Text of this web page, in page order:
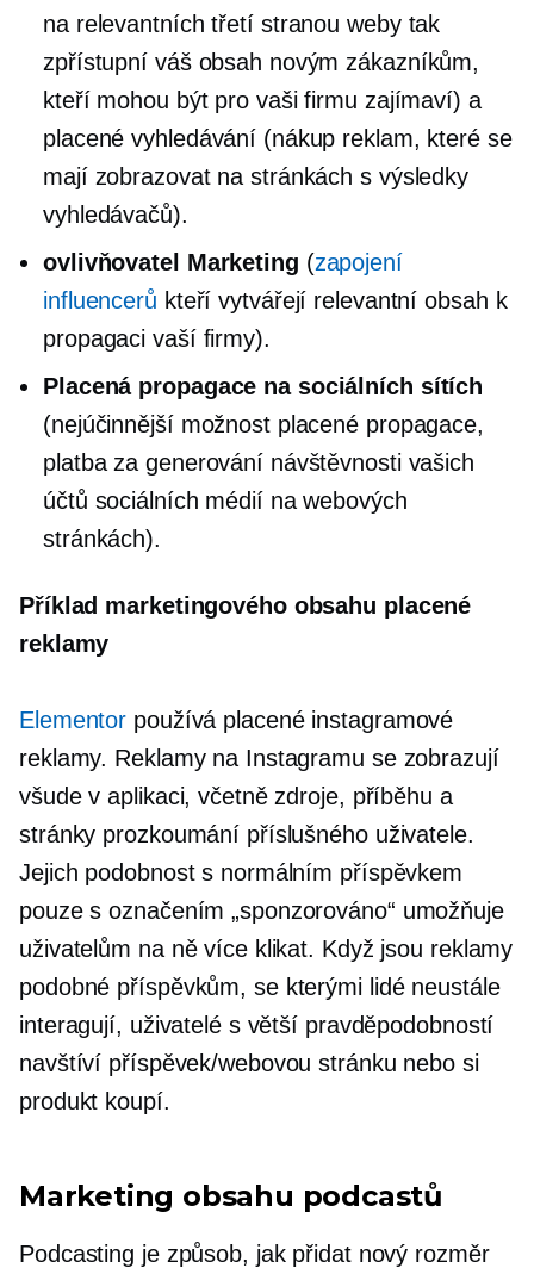
na relevantníchtřetí stranou weby tak
zpřístupní váš obsah novým zákazníkům,
kteří mohou být pro vaši firmu zajímaví) a
placené vyhledávání (nákup reklam, které se
mají zobrazovat na stránkách s výsledky
vyhledávačů).
ovlivňovatel Marketing (zapojení
influencerů kteří vytvářejí relevantní obsah k
propagaci vaší firmy).
Placená propagace na sociálních sítích
(nejúčinnější možnost placené propagace,
platba za generování návštěvnosti vašich
účtů sociálních médií na webových
stránkách).
Příklad marketingového obsahu placené
reklamy
Elementor používá placené instagramové
reklamy. Reklamy na Instagramu se zobrazují
všude v aplikaci, včetně zdroje, příběhu a
stránky prozkoumání příslušného uživatele.
Jejich podobnost s normálním příspěvkem
pouze s označením „sponzorováno“ umožňuje
uživatelům na ně více klikat. Když jsou reklamy
podobné příspěvkům, se kterými lidé neustále
interagují, uživatelé s větší pravděpodobností
navštíví příspěvek/webovou stránku nebo si
produkt koupí.
Marketing obsahu podcastů
Podcasting je způsob, jak přidat nový rozměr